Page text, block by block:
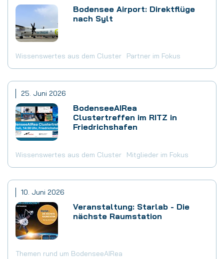
Bodensee Airport: Direktflüge
nach Sylt
Wissenswertes aus dem Cluster Partner im Fokus
25. Juni 2026
BodenseeAIRea
Clustertreffen im RITZ in
Friedrichshafen
Wissenswertes aus dem Cluster Mitglieder im Fokus
10. Juni 2026
Veranstaltung: Starlab - Die
nächste Raumstation
Themen rund um BodenseeAIRea